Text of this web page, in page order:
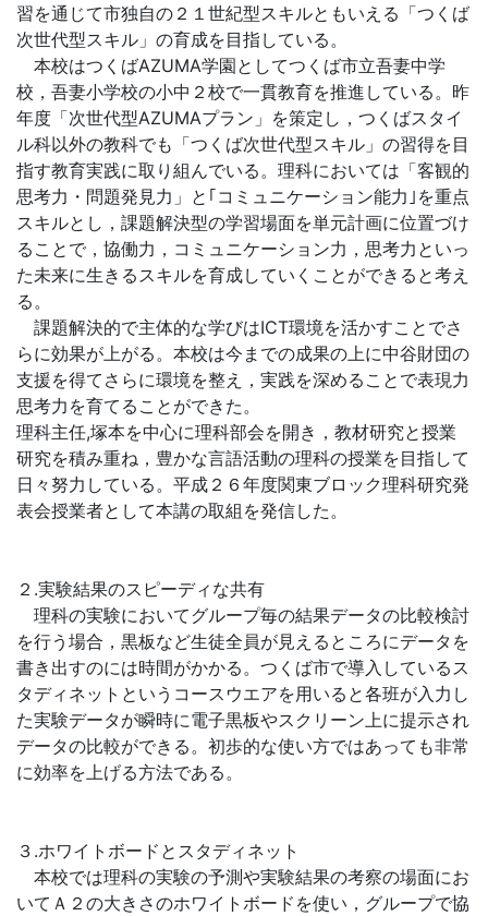
習を通じて市独自の２１世紀型スキルともいえる「つくば
次世代型スキル」の育成を目指している。
本校はつくばAZUMA学園としてつくば市立吾妻中学
校，吾妻小学校の小中２校で一貫教育を推進している。昨
年度「次世代型AZUMAプラン」を策定し，つくばスタイ
ル科以外の教科でも「つくば次世代型スキル」の習得を目
指す教育実践に取り組んでいる。理科においては「客観的
思考力・問題発見力」と｢コミュニケーション能力｣を重点
スキルとし，課題解決型の学習場面を単元計画に位置づけ
ることで，協働力，コミュニケーション力，思考力といっ
た未来に生きるスキルを育成していくことができると考え
る。
課題解決的で主体的な学びはICT環境を活かすことでさ
らに効果が上がる。本校は今までの成果の上に中谷財団の
支援を得てさらに環境を整え，実践を深めることで表現力
思考力を育てることができた。
理科主任,塚本を中心に理科部会を開き，教材研究と授業
研究を積み重ね，豊かな言語活動の理科の授業を目指して
日々努力している。平成２６年度関東ブロック理科研究発
表会授業者として本講の取組を発信した。
２.実験結果のスピーディな共有
理科の実験においてグループ毎の結果データの比較検討
を行う場合，黒板など生徒全員が見えるところにデータを
書き出すのには時間がかかる。つくば市で導入しているス
タディネットというコースウエアを用いると各班が入力し
た実験データが瞬時に電子黒板やスクリーン上に提示され
データの比較ができる。初歩的な使い方ではあっても非常
に効率を上げる方法である。
３.ホワイトボードとスタディネット
本校では理科の実験の予測や実験結果の考察の場面にお
いてＡ２の大きさのホワイトボードを使い，グループで協